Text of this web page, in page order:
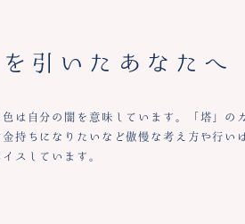
引いたあなたへ
は自分の闇を意味しています。「塔」の
持ちになりたいなど傲慢な考え方や行い
スしています。